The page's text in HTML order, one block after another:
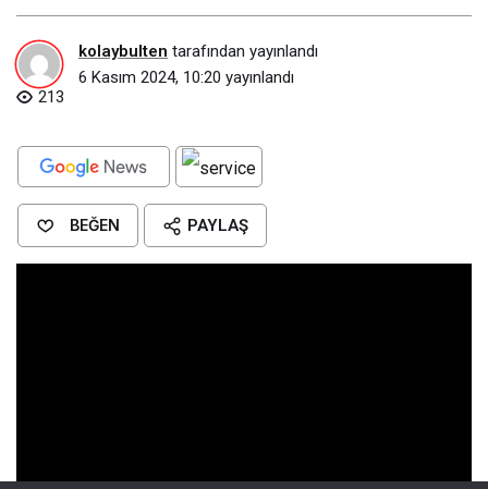
kolaybulten tarafından yayınlandı
6 Kasım 2024, 10:20 yayınlandı
213
BEĞEN PAYLAŞ